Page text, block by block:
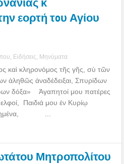
εορτή τoυ Αγίου
Ειδήσεις Μηνύματα
καὶ κληρονόμος τῆς γῆς, σὺ τῶν
ἀληθῶς ἀναδέδειξαι, Σπυρίδων
δόξα» Ἀγαπητοί μου πατέρες
Παιδιά μου ἐν Κυρίῳ
...
Μητροπολίτου